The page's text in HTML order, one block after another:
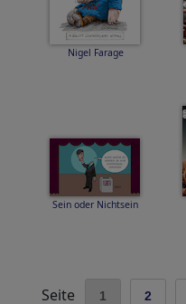
Nigel Farage
Sein oder Nichtsein
Seite 1 2